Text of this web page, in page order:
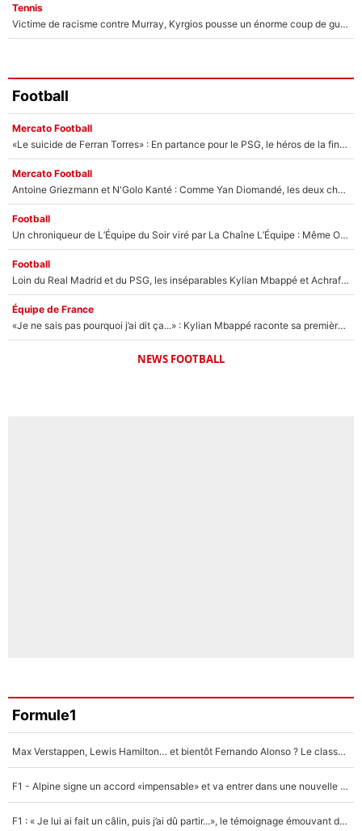
Tennis
Victime de racisme contre Murray, Kyrgios pousse un énorme coup de gueule !
Football
Mercato Football
«Le suicide de Ferran Torres» : En partance pour le PSG, le héros de la finale de la Coupe du monde s'attire les foudres de la presse espagnole !
Mercato Football
Antoine Griezmann et N'Golo Kanté : Comme Yan Diomandé, les deux champions du monde ont refusé de signer au PSG !
Football
Un chroniqueur de L’Équipe du Soir viré par La Chaîne L’Équipe : Même Olivier Ménard n’avait pas pu empêcher son départ, «je l’ai appris sur Twitter, je l’ai vécu assez mal»
Football
Loin du Real Madrid et du PSG, les inséparables Kylian Mbappé et Achraf Hakimi changent d'équipe le temps d'une journée !
Équipe de France
«Je ne sais pas pourquoi j’ai dit ça...» : Kylian Mbappé raconte sa première rencontre avec Zinédine Zidane (et c’est très drôle)
NEWS FOOTBALL
Formule1
Max Verstappen, Lewis Hamilton… et bientôt Fernando Alonso ? Le classement des pilotes les mieux payés en Formule 1 risque de changer !
F1 - Alpine signe un accord «impensable» et va entrer dans une nouvelle dimension : Grande nouvelle pour Pierre Gasly !
F1 : « Je lui ai fait un câlin, puis j’ai dû partir...», le témoignage émouvant de Max Verstappen sur sa fille